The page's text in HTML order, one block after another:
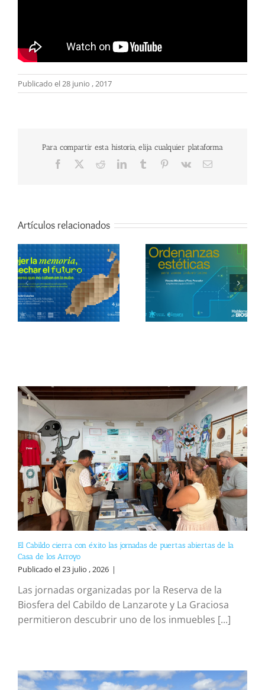
Publicado el 28 junio , 2017
Para compartir esta historia, elija cualquier plataforma
Facebook RedditLinkedInTumblr Pinterest
Vk
Correo
Artículos relacionados
El Cabildo cierra con éxito las jornadas de puertas abiertas de la
Casa de los Arroyo
Publicado el 23 julio , 2026 |
Las jornadas organizadas por la Reserva de la
Biosfera del Cabildo de Lanzarote y La Graciosa
permitieron descubrir uno de los inmuebles [...]